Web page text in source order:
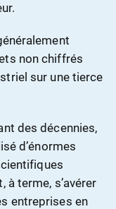
non chiffrés
sur une tierce
des décennies,
d’énormes
terme, s’avérer
entreprises en